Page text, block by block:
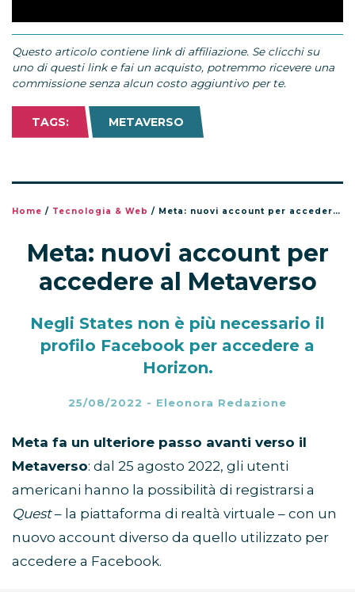
Questo articolo contiene link di affiliazione. Se clicchi su
uno di questi link e fai un acquisto, potremmo ricevere una
commissione senza alcun costo aggiuntivo per te.
TAGS: METAVERSO
Home / Tecnologia & Web / Meta: nuovi account per accedere al Metaverso
Meta: nuovi account per
accedere al Metaverso
Negli States non è più necessario il
profilo Facebook per accedere a
Horizon.
25/08/2022 - Eleonora Redazione
Meta fa un ulteriore passo avanti verso il
Metaverso: dal 25 agosto 2022, gli utenti
americani hanno la possibilità di registrarsi a
Quest– la piattaforma di realtà virtuale – con un
nuovo account diverso da quello utilizzato per
accedere a Facebook.